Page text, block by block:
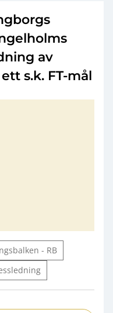
av
s.k. FT-mål
- RB